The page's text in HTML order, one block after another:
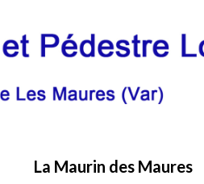
La Maurin des Maures